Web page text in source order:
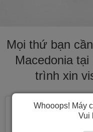
Mọi thứ bạn
Macedonia
trình xin
Whooops! Máy
Vui